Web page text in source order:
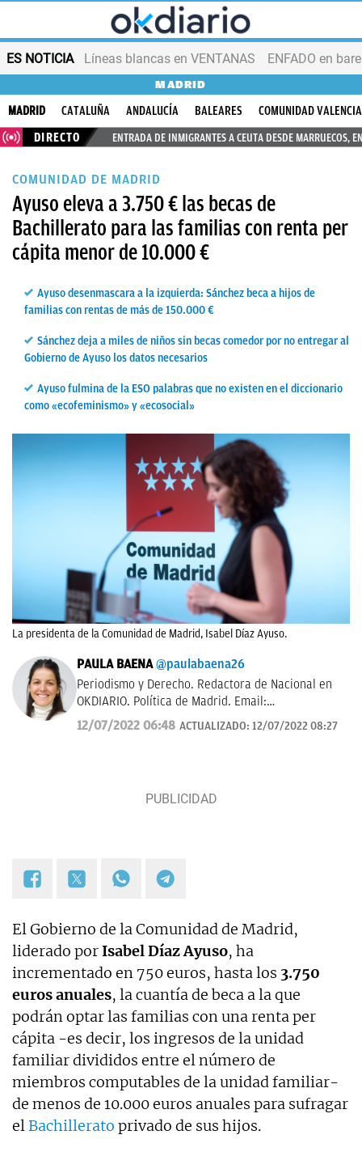
ES NOTICIA Líneas blancas en VENTANAS ENFADO en
MADRID
MADRID CATALUÑA ANDALUCÍA BALEARES
COMUNIDAD
DIRECTO
ENTRADA DE INMIGRANTES A CEUTA DESDE MARRUECOS,
COMUNIDAD DE MADRID
Ayuso eleva a 3.750 € las becas de
Bachillerato para las familias con renta per
cápita menor de 10.000 €
Ayuso desenmascara a la izquierda: Sánchez beca a hijos de
familias con rentas de más de 150.000 €
Sánchez deja a miles de niños sin becas comedor por no entregar al
Gobierno de Ayuso los datos necesarios
Ayuso fulmina de la ESO palabras que no existen en el diccionario
como «ecofeminismo» y «ecosocial»
La presidenta de la Comunidad de Madrid, Isabel Díaz Ayuso.
PAULA BAENA @paulabaena26
Periodismo y Derecho. Redactora de Nacional en
OKDIARIO. Política de Madrid. Email:
paula.baena@okdiario.com
12/07/2022 06:48 ACTUALIZADO: 12/07/2022 08:27
El Gobierno de la Comunidad de Madrid,
liderado porIsabel Díaz Ayuso, ha
incrementado en 750 euros, hasta los 3.750
euros anuales, la cuantía de beca a la que
podrán optar las familias con una renta per
cápita -es decir, los ingresos de la unidad
familiar divididos entre el número de
miembros computables de la unidad familiar-
de menos de 10.000 euros anuales para sufragar
el Bachillerato privado de sus hijos.